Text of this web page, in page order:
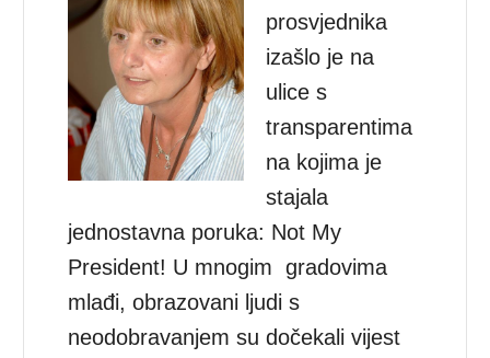
prosvjednika
izašlo je na
ulice s
transparentima
na kojima je
stajala
jednostavna poruka: Not My
President! U mnogim gradovima
mlađi, obrazovani ljudi s
neodobravanjem su dočekali vijest